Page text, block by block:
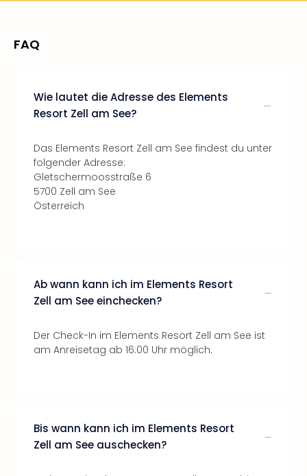
FAQ
Wie lautet die Adresse des Elements
Resort Zell am See?
Das Elements Resort Zell am See findest du unter
folgender Adresse:
Gletschermoosstraße 6
5700 Zell am See
Österreich
Ab wann kann ich im Elements Resort
Zell am See einchecken?
Der Check-In im Elements Resort Zell am See ist
am Anreisetag ab 16:00 Uhr möglich.
Bis wann kann ich im Elements Resort
Zell am See auschecken?